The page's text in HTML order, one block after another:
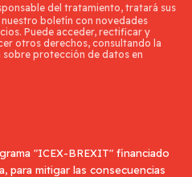
del tratamiento, tratará sus
boletín con novedades
Puede acceder, rectificar y
otros derechos, consultando la
protección de datos en
"ICEX-BREXIT" financiado
para mitigar las consecuencias